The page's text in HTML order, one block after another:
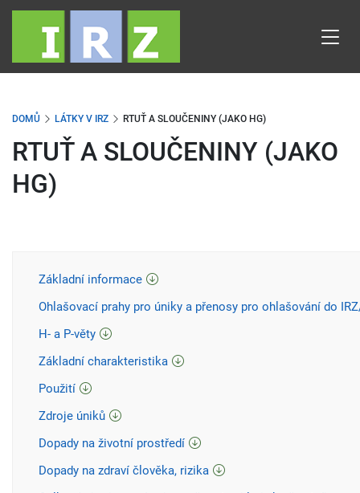
Přejít
obsahu
DOMŮ LÁTKY V IRZ RTUŤ A SLOUČENINY (JAKO HG)
RTUŤ A SLOUČENINY (JAKO
HG)
Základní informace
Ohlašovací prahy pro úniky a přenosy pro ohlašování do
H- a P-věty
Základní charakteristika
Použití
Zdroje úniků
Dopady na životní prostředí
Dopady na zdraví člověka, rizika